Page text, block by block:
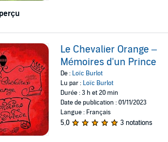
Le Chevalier Orange –
Mémoires d'un Prince
De : Loïc Burlot
Lu par : Loïc Burlot
Durée : 3 h et 20 min
Date de publication : 01/11/2023
Langue : Français
5,0 3 notations